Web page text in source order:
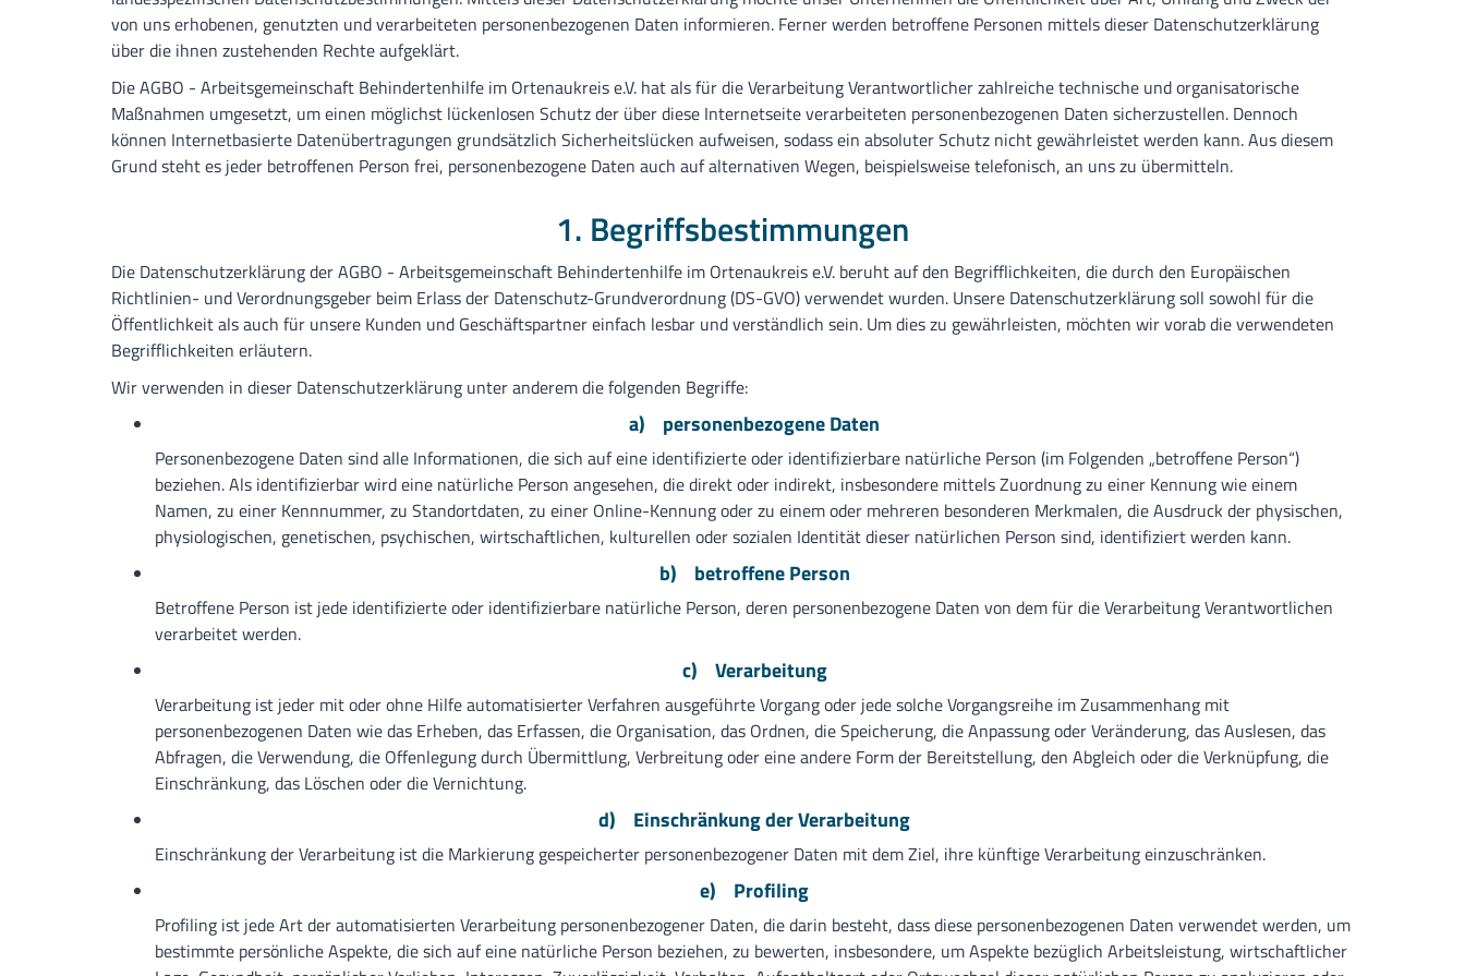
von uns erhobenen, genutzten und verarbeiteten personenbezogenen Daten informieren. Ferner werden betroffene Personen mittels dieser Datenschutzerklärung
über die ihnen zustehenden Rechte aufgeklärt.
Die AGBO - Arbeitsgemeinschaft Behindertenhilfe im Ortenaukreis e.V. hat als für die Verarbeitung Verantwortlicher zahlreiche technische und organisatorische
Maßnahmen umgesetzt, um einen möglichst lückenlosen Schutz der über diese Internetseite verarbeiteten personenbezogenen Daten sicherzustellen. Dennoch
können Internetbasierte Datenübertragungen grundsätzlich Sicherheitslücken aufweisen, sodass ein absoluter Schutz nicht gewährleistet werden kann. Aus diesem
Grund steht es jeder betroffenen Person frei, personenbezogene Daten auch auf alternativen Wegen, beispielsweise telefonisch, an uns zu übermitteln.
1. Begriffsbestimmungen
Die Datenschutzerklärung der AGBO - Arbeitsgemeinschaft Behindertenhilfe im Ortenaukreis e.V. beruht auf den Begrifflichkeiten, die durch den Europäischen
Richtlinien- und Verordnungsgeber beim Erlass der Datenschutz-Grundverordnung (DS-GVO) verwendet wurden. Unsere Datenschutzerklärung soll sowohl für die
Öffentlichkeit als auch für unsere Kunden und Geschäftspartner einfach lesbar und verständlich sein. Um dies zu gewährleisten, möchten wir vorab die verwendeten
Begrifflichkeiten erläutern.
Wir verwenden in dieser Datenschutzerklärung unter anderem die folgenden Begriffe:
a) personenbezogene Daten
Personenbezogene Daten sind alle Informationen, die sich auf eine identifizierte oder identifizierbare natürliche Person (im Folgenden „betroffene Person“)
beziehen. Als identifizierbar wird eine natürliche Person angesehen, die direkt oder indirekt, insbesondere mittels Zuordnung zu einer Kennung wie einem
Namen, zu einer Kennnummer, zu Standortdaten, zu einer Online-Kennung oder zu einem oder mehreren besonderen Merkmalen, die Ausdruck der physischen,
physiologischen, genetischen, psychischen, wirtschaftlichen, kulturellen oder sozialen Identität dieser natürlichen Person sind, identifiziert werden kann.
b) betroffene Person
Betroffene Person ist jede identifizierte oder identifizierbare natürliche Person, deren personenbezogene Daten von dem für die Verarbeitung Verantwortlichen
verarbeitet werden.
c) Verarbeitung
Verarbeitung ist jeder mit oder ohne Hilfe automatisierter Verfahren ausgeführte Vorgang oder jede solche Vorgangsreihe im Zusammenhang mit
personenbezogenen Daten wie das Erheben, das Erfassen, die Organisation, das Ordnen, die Speicherung, die Anpassung oder Veränderung, das Auslesen, das
Abfragen, die Verwendung, die Offenlegung durch Übermittlung, Verbreitung oder eine andere Form der Bereitstellung, den Abgleich oder die Verknüpfung, die
Einschränkung, das Löschen oder die Vernichtung.
d) Einschränkung der Verarbeitung
Einschränkung der Verarbeitung ist die Markierung gespeicherter personenbezogener Daten mit dem Ziel, ihre künftige Verarbeitung einzuschränken.
e) Profiling
Profiling ist jede Art der automatisierten Verarbeitung personenbezogener Daten, die darin besteht, dass diese personenbezogenen Daten verwendet werden, um
bestimmte persönliche Aspekte, die sich auf eine natürliche Person beziehen, zu bewerten, insbesondere, um Aspekte bezüglich Arbeitsleistung, wirtschaftlicher